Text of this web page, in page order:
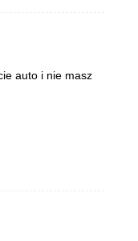
auto i nie masz